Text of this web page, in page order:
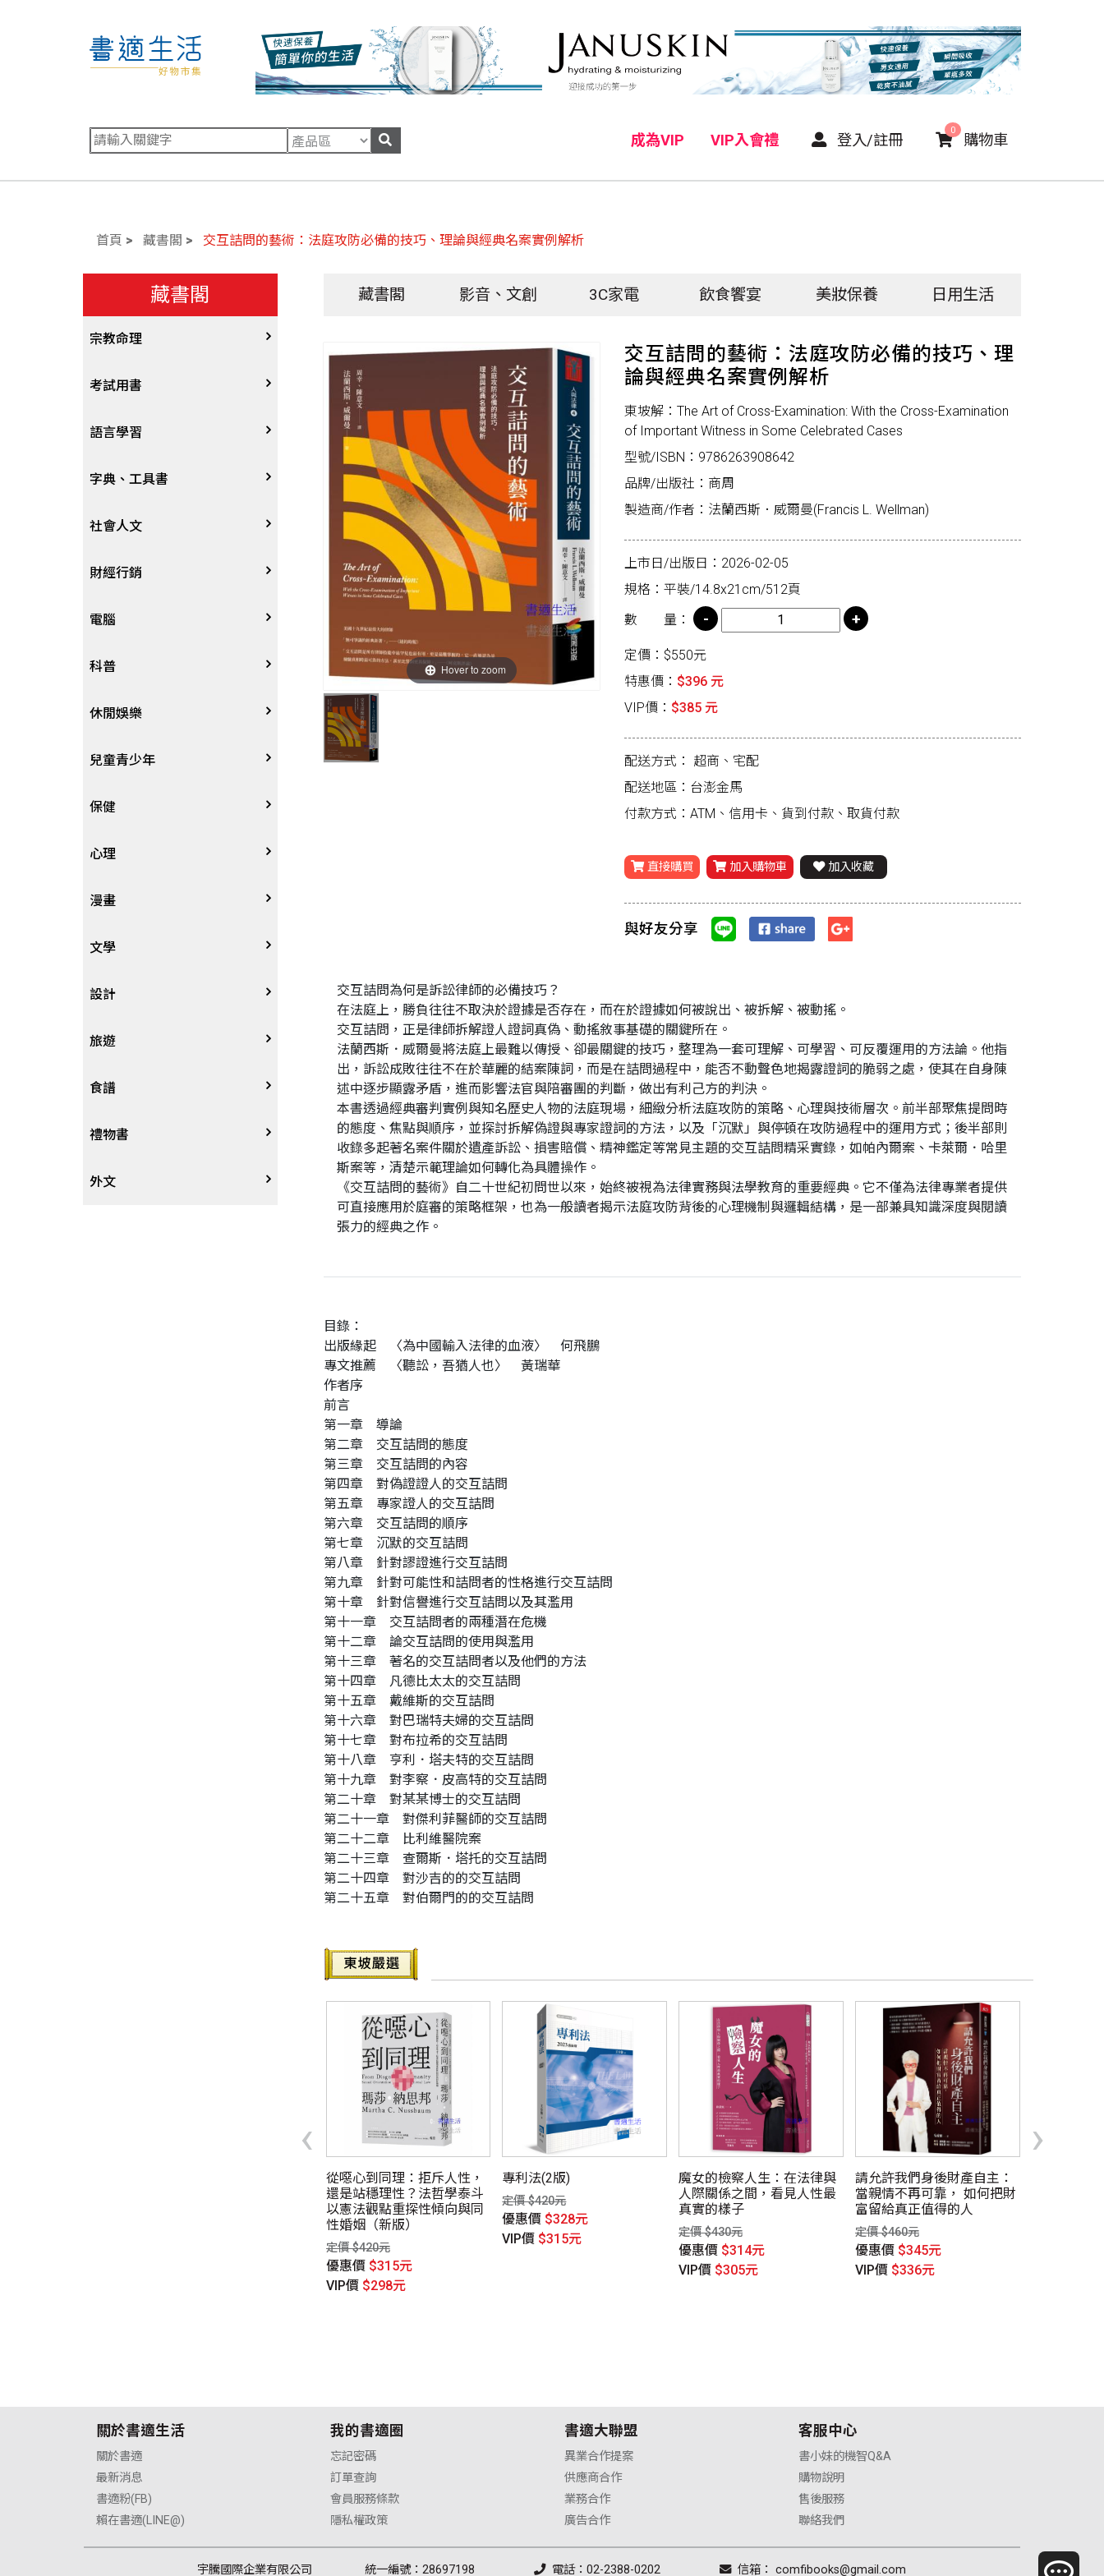
成為VIP VIP入會禮 登入/註冊 購物車
0
首頁 藏書閣 交互詰問的藝術：法庭攻防必備的技巧、理論與經典名案實例解析
藏書閣
宗教命理
宗教
星象星座命理
考試用書
四技二專大學
國考、檢定
留學考試
學習法/考試方法
國中小參考書
語言學習
英語/美語
日語
韓語
歐語
東南亞語
閩南語/台語
其他語言
中文
字典、工具書
字辭典
百科、圖鑑
地圖集
其他工具書
社會人文
社會學、人文思想
法律
政治
軍事
哲學
歷史地理
歷史人物傳記
兩岸國際
財經行銷
行銷廣告
談判溝通
電子商務&趨勢
生涯規劃
經營管理、成功學
商學、經濟學
投資理財
人物傳記
職場工作術
電腦
軟體
硬體
技能檢定
電玩攻略
其他
科普
大自然動植物
天文地理
物理化學
科普
數學
航空
休閒娛樂
體育運動
音樂、樂譜
繪畫/書法
攝影
電影
棋藝桌遊
寵物
時尚、瘦身、芳療
戲劇、舞蹈
動腦解謎
兒童青少年
0~3歲
4~8歲
8~12歲
12~18歲
遊戲書
英語書
教育教養
保健
家庭、親子
疾病養生
醫療人文
心理
心理學
勵志成長
人際關係
生老病死
漫畫
漫畫
圖文繪本
限制級漫畫
文學
中文文學
中文詩詞
武俠小說
奇幻恐佈小說
推理小說
設計
藝術設計
居家佈置
建築工藝
園藝
旅遊
台灣
中港澳
日韓
食譜
中式
西式
禮物書
外文
藏書閣 影音、文創 3C家電 飲食饗宴 美妝保養 日用生活
Hover to zoom
交互詰問的藝術：法庭攻防必備的技巧、理
論與經典名案實例解析
東坡解：The Art of Cross-Examination: With the Cross-Examination
of Important Witness in Some Celebrated Cases
型號/ISBN：9786263908642
品牌/出版社：商周
製造商/作者：法蘭西斯．威爾曼(Francis L. Wellman)
上市日/出版日：2026-02-05
規格：平裝/14.8x21cm/512頁
數 量：
定價：$550元
特惠價： $396 元
VIP價： $385 元
配送方式： 超商、宅配
配送地區：台澎金馬
付款方式：ATM、信用卡、貨到付款、取貨付款
直接購買 加入購物車 加入收藏
與好友分享
交互詰問為何是訴訟律師的必備技巧？
在法庭上，勝負往往不取決於證據是否存在，而在於證據如何被說出、被拆解、被動搖。
交互詰問，正是律師拆解證人證詞真偽、動搖敘事基礎的關鍵所在。
法蘭西斯．威爾曼將法庭上最難以傳授、卻最關鍵的技巧，整理為一套可理解、可學習、可反覆運用的方法論。他指
出，訴訟成敗往往不在於華麗的結案陳詞，而是在詰問過程中，能否不動聲色地揭露證詞的脆弱之處，使其在自身陳
述中逐步顯露矛盾，進而影響法官與陪審團的判斷，做出有利己方的判決。
本書透過經典審判實例與知名歷史人物的法庭現場，細緻分析法庭攻防的策略、心理與技術層次。前半部聚焦提問時
的態度、焦點與順序，並探討拆解偽證與專家證詞的方法，以及「沉默」與停頓在攻防過程中的運用方式；後半部則
收錄多起著名案件關於遺產訴訟、損害賠償、精神鑑定等常見主題的交互詰問精采實錄，如帕內爾案、卡萊爾．哈里
斯案等，清楚示範理論如何轉化為具體操作。
《交互詰問的藝術》自二十世紀初問世以來，始終被視為法律實務與法學教育的重要經典。它不僅為法律專業者提供
可直接應用於庭審的策略框架，也為一般讀者揭示法庭攻防背後的心理機制與邏輯結構，是一部兼具知識深度與閱讀
張力的經典之作。
目錄：
出版緣起 〈為中國輸入法律的血液〉 何飛鵬
專文推薦 〈聽訟，吾猶人也〉 黃瑞華
作者序
前言
第一章 導論
第二章 交互詰問的態度
第三章 交互詰問的內容
第四章 對偽證證人的交互詰問
第五章 專家證人的交互詰問
第六章 交互詰問的順序
第七章 沉默的交互詰問
第八章 針對謬證進行交互詰問
第九章 針對可能性和詰問者的性格進行交互詰問
第十章 針對信譽進行交互詰問以及其濫用
第十一章 交互詰問者的兩種潛在危機
第十二章 論交互詰問的使用與濫用
第十三章 著名的交互詰問者以及他們的方法
第十四章 凡德比太太的交互詰問
第十五章 戴維斯的交互詰問
第十六章 對巴瑞特夫婦的交互詰問
第十七章 對布拉希的交互詰問
第十八章 亨利．塔夫特的交互詰問
第十九章 對李察．皮高特的交互詰問
第二十章 對某某博士的交互詰問
第二十一章 對傑利菲醫師的交互詰問
第二十二章 比利維醫院案
第二十三章 查爾斯．塔托的交互詰問
第二十四章 對沙吉的的交互詰問
第二十五章 對伯爾門的的交互詰問
從噁心到同理：拒斥人性，
還是站穩理性？法哲學泰斗
以憲法觀點重探性傾向與同
性婚姻（新版）
定價 $420元
優惠價 $315元
VIP價 $298元
專利法(2版)
定價 $420元
優惠價 $328元
VIP價 $315元
魔女的檢察人生：在法律與
人際關係之間，看見人性最
真實的樣子
定價 $430元
優惠價 $314元
VIP價 $305元
請允許我們身後財產自主：
當親情不再可靠， 如何把財
富留給真正值得的人
定價 $460元
優惠價 $345元
VIP價 $336元
‹ ›
關於書適生活
關於書適
最新消息
書適粉(FB)
賴在書適(LINE@)
我的書適圈
忘記密碼
訂單查詢
會員服務條款
隱私權政策
書適大聯盟
異業合作提案
供應商合作
業務合作
廣告合作
客服中心
書小妹的機智Q&A
購物說明
售後服務
聯絡我們
宇騰國際企業有限公司 統一編號：28697198 電話：02-2388-0202 信箱： comfibooks@gmail.com